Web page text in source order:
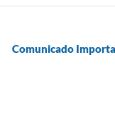
Comunicado